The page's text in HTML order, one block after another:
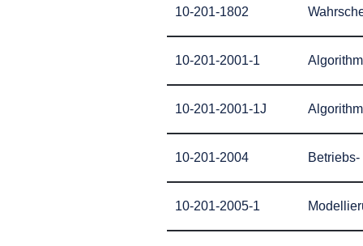
10-201-1802
10-201-2001-1
10-201-2001-1J
10-201-2004
10-201-2005-1